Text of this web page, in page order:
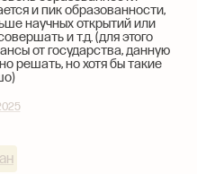
и пик образованности,
научных открытий или
и т.д. (для этого
от государства, данную
решать, но хотя бы такие